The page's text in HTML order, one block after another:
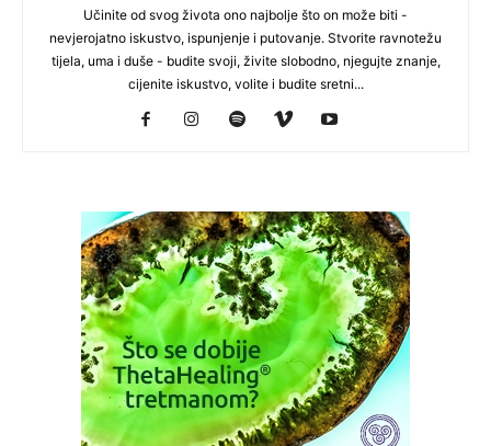
Učinite od svog života ono najbolje što on može biti -
nevjerojatno iskustvo, ispunjenje i putovanje. Stvorite ravnotežu
tijela, uma i duše - budite svoji, živite slobodno, njegujte znanje,
cijenite iskustvo, volite i budite sretni...